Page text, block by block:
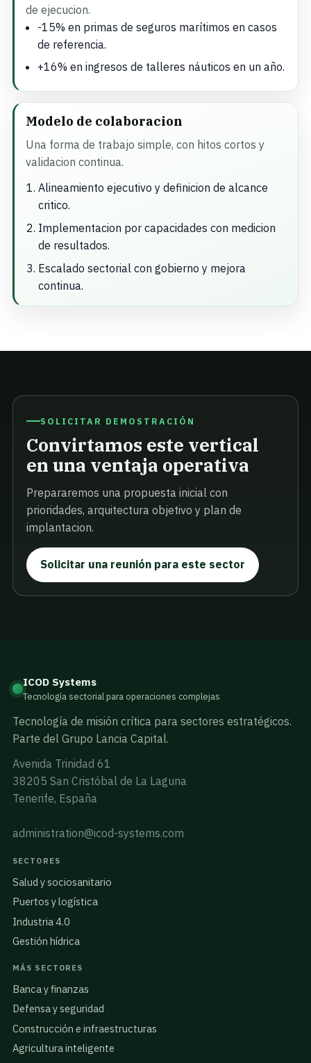
de ejecucion.
-15% en primas de seguros marítimos en casos
de referencia.
+16% en ingresos de talleres náuticos en un año.
Modelo de colaboracion
Una forma de trabajo simple, con hitos cortos y
validacion continua.
Alineamiento ejecutivo y definicion de alcance
critico.
Implementacion por capacidades con medicion
de resultados.
Escalado sectorial con gobierno y mejora
continua.
SOLICITAR DEMOSTRACIÓN
Convirtamos este vertical
en una ventaja operativa
Prepararemos una propuesta inicial con
prioridades, arquitectura objetivo y plan de
implantacion.
Solicitar una reunión para este sector
ICOD Systems
Tecnología sectorial para operaciones complejas
Tecnología de misión crítica para sectores estratégicos.
Parte del Grupo Lancia Capital.
Avenida Trinidad 61
38205 San Cristóbal de La Laguna
Tenerife, España
administration@icod-systems.com
SECTORES
Salud y sociosanitario
Puertos y logística
Industria 4.0
Gestión hídrica
MÁS SECTORES
Banca y finanzas
Defensa y seguridad
Construcción e infraestructuras
Agricultura inteligente